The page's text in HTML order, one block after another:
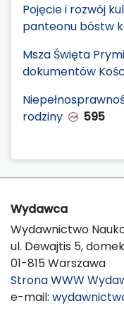
Pojęcie i rozwój
panteonu bóstw
Msza Święta
dokumentów
rodziny
595
Wydawca
Wydawnictwo
ul. Dewajtis 5,
01-815 Warszawa
Strona WWW
e-mail: